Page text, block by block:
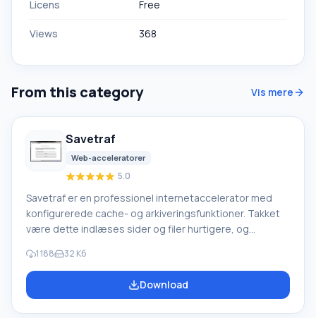
Licens Free
Views 368
From this category Vis mere
Savetraf
Web-acceleratorer
5.0
Savetraf er en professionel internetaccelerator med
konfigurerede cache- og arkiveringsfunktioner. Takket
være dette indlæses sider og filer hurtigere, og
GIF- og JPEG-formater samt HTML- og CSS-kode) og de
tilhørende omkostninger. Applikationen er en slags
mellemmand mellem din computer og den besøgte
1 188 32 Кб
Download